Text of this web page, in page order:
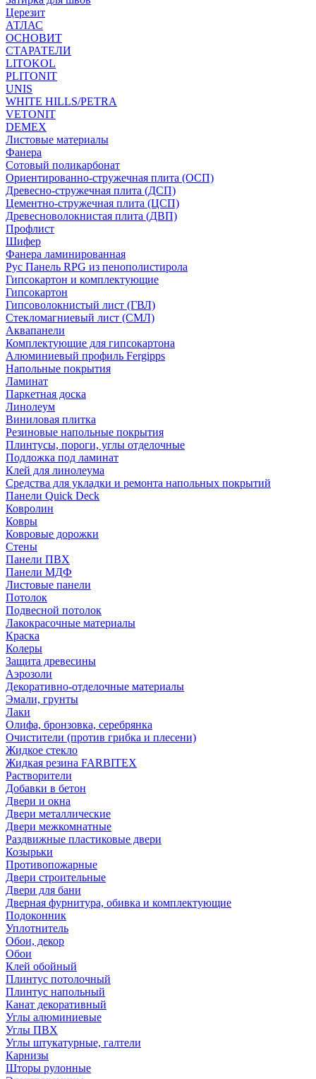
Церезит
АТЛАС
ОСНОВИТ
СТАРАТЕЛИ
LITOKOL
PLITONIT
UNIS
WHITE HILLS/PETRA
VETONIT
DEMEX
Листовые материалы
Фанера
Сотовый поликарбонат
Ориентированно-стружечная плита (ОСП)
Древесно-стружечная плита (ДСП)
Цементно-стружечная плита (ЦСП)
Древесноволокнистая плита (ДВП)
Профлист
Шифер
Фанера ламинированная
Рус Панель RPG из пенополистирола
Гипсокартон и комплектующие
Гипсокартон
Гипсоволокнистый лист (ГВЛ)
Стекломагниевый лист (СМЛ)
Аквапанели
Комплектующие для гипсокартона
Алюминиевый профиль Fergipps
Напольные покрытия
Ламинат
Паркетная доска
Линолеум
Виниловая плитка
Резиновые напольные покрытия
Плинтусы, пороги, углы отделочные
Подложка под ламинат
Клей для линолеума
Средства для укладки и ремонта напольных покрытий
Панели Quick Deck
Ковролин
Ковры
Ковровые дорожки
Стены
Панели ПВХ
Панели МДФ
Листовые панели
Потолок
Подвесной потолок
Лакокрасочные материалы
Краска
Колеры
Защита древесины
Аэрозоли
Декоративно-отделочные материалы
Эмали, грунты
Лаки
Олифа, бронзовка, серебрянка
Очистители (против грибка и плесени)
Жидкое стекло
Жидкая резина FARBITEX
Растворители
Добавки в бетон
Двери и окна
Двери металлические
Двери межкомнатные
Раздвижные пластиковые двери
Козырьки
Противопожарные
Двери строительные
Двери для бани
Дверная фурнитура, обивка и комплектующие
Подоконник
Уплотнитель
Обои, декор
Обои
Клей обойный
Плинтус потолочный
Плинтус напольный
Канат декоративный
Углы алюминиевые
Углы ПВХ
Углы штукатурные, галтели
Карнизы
Шторы рулонные